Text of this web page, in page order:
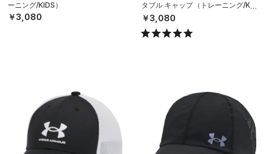
ーニング/KIDS）
￥3,080
タブル キャップ（トレーニング/KID
S）
￥3,080